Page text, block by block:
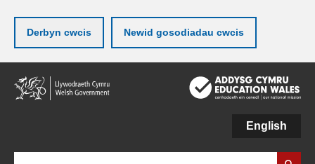
Derbyn cwcis Newid gosodiadau cwcis
Neidio
i'r
prif
English